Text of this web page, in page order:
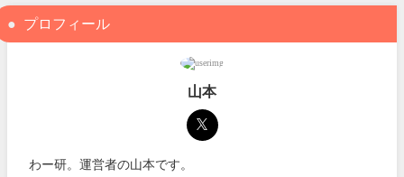
プロフィール
山本
わー研。運営者の山本です。